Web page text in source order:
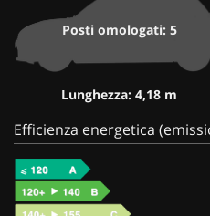
Posti omologati: 5
Lunghezza: 4,18 m
Efficienza energetica